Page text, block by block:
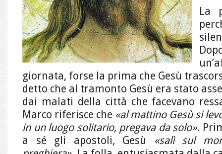
La
giornata, forse la prima che Gesù
detto che al tramonto Gesù era stato
dai malati della città che facevano
Marco riferisce che «al mattino Gesù si
in un luogo solitario, pregava da solo».
a sé gli apostoli, Gesù «salì sul